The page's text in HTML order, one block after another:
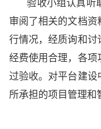
验收小组认真听取
审阅了相关的文档
行情况，经质询和讨
经费使用合理，各项
过验收。对平台建设
所承担的项目管理和